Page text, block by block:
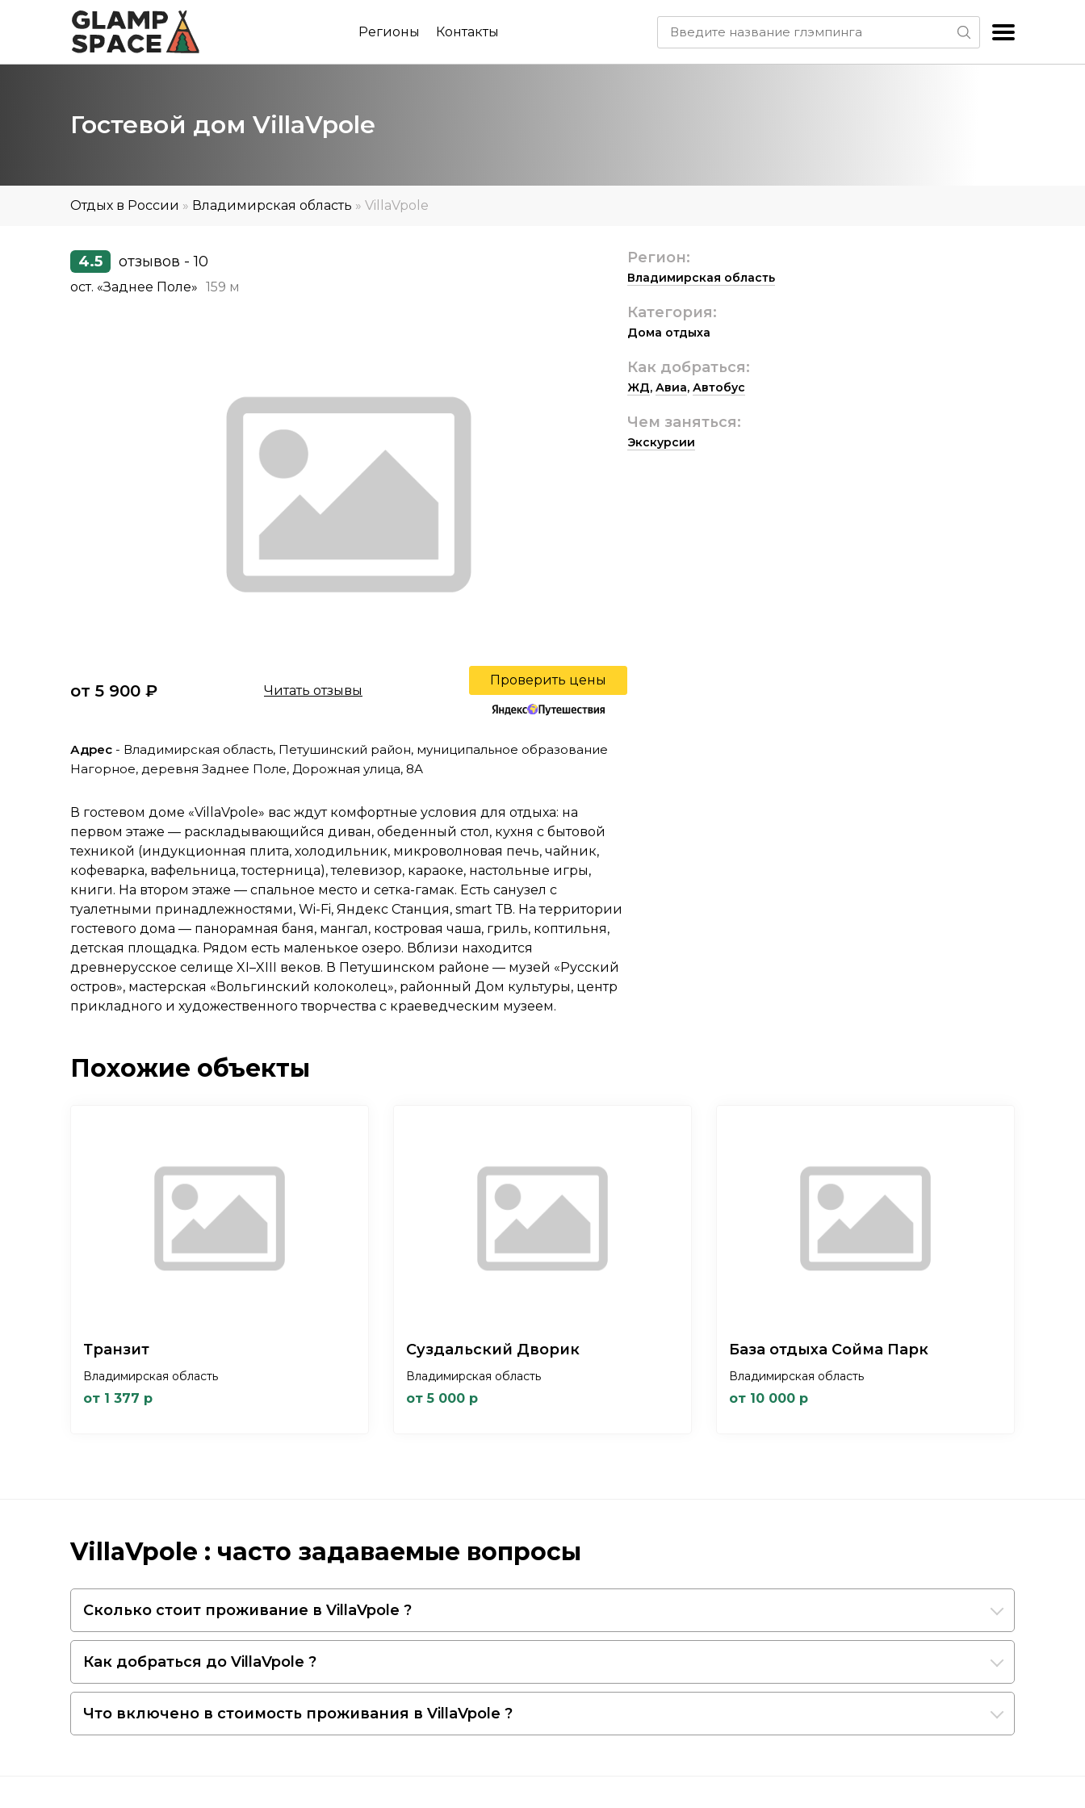
Регионы Контакты
Гостевой дом VillaVpole
Отдых в России » Владимирская область » VillaVpole
4.5 отзывов - 10
ост. «Заднее Поле» 159 м
от 5 900 ₽ Читать отзывы
Проверить цены
Адрес - Владимирская область, Петушинский район, муниципальное образование
Нагорное, деревня Заднее Поле, Дорожная улица, 8А
В гостевом доме «VillaVpole» вас ждут комфортные условия для отдыха: на
первом этаже — раскладывающийся диван, обеденный стол, кухня с бытовой
техникой (индукционная плита, холодильник, микроволновая печь, чайник,
кофеварка, вафельница, тостерница), телевизор, караоке, настольные игры,
книги. На втором этаже — спальное место и сетка-гамак. Есть санузел с
туалетными принадлежностями, Wi-Fi, Яндекс Станция, smart ТВ. На территории
гостевого дома — панорамная баня, мангал, костровая чаша, гриль, коптильня,
детская площадка. Рядом есть маленькое озеро. Вблизи находится
древнерусское селище XI–XIII веков. В Петушинском районе — музей «Русский
остров», мастерская «Вольгинский колоколец», районный Дом культуры, центр
прикладного и художественного творчества с краеведческим музеем.
Регион:
Владимирская область
Категория:
Дома отдыха
Как добраться:
ЖД, Авиа, Автобус
Чем заняться:
Экскурсии
Похожие объекты
Транзит
Владимирская область
от 1 377 р
Суздальский Дворик
Владимирская область
от 5 000 р
База отдыха Сойма Парк
Владимирская область
от 10 000 р
VillaVpole : часто задаваемые вопросы
Сколько стоит проживание в VillaVpole ?
Как добраться до VillaVpole ?
Что включено в стоимость проживания в VillaVpole ?